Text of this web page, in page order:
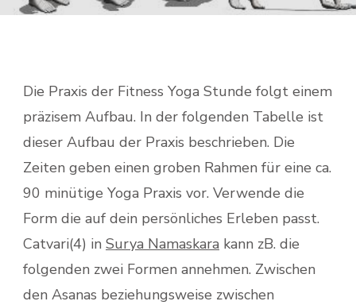
Die Praxis der Fitness Yoga Stunde folgt einem
präzisem Aufbau. In der folgenden Tabelle ist
dieser Aufbau der Praxis beschrieben. Die
Zeiten geben einen groben Rahmen für eine ca.
90 minütige Yoga Praxis vor. Verwende die
Form die auf dein persönliches Erleben passt.
Catvari(4) in Surya Namaskara kann zB. die
folgenden zwei Formen annehmen. Zwischen
den Asanas beziehungsweise zwischen